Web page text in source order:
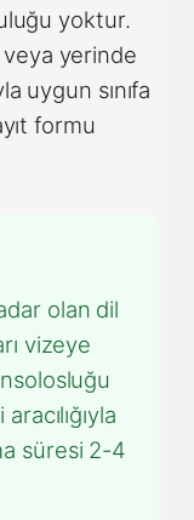
yoktur.
yerinde
uygun sınıfa
formu
olan dil
vizeye
süresi 2-4